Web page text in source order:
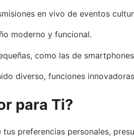
en vivo de eventos
moderno y funcional.
como las de
diverso, funciones
para Ti?
preferencias personales,